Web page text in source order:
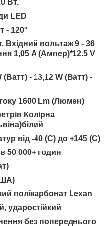
Вт.
LED
- 120°
Вхідний вольтаж 9 - 36
1,05 A (Ампер)*12.5 V
- 13,12 W (Ватт) -
1600 Lm (Люмен)
Колірна
від -40 (C) до +145 (C)
50 000+ годин
полікарбонат Lexan
ударостійкий
без попереднього